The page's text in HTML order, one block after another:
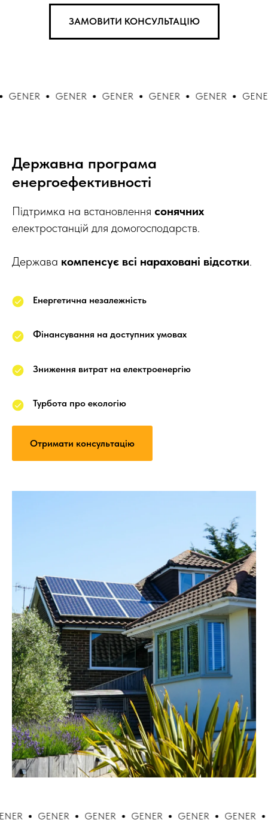
ЗАМОВИТИ КОНСУЛЬТАЦІЮ
GENER GENER GENER GENER GENER GENER
Державна програма
енергоефективності
Підтримка на встановлення сонячних
електростанцій для домогосподарств.
Держава компенсує всі нараховані відсотки.
Енергетична незалежність
Фінансування на доступних умовах
Зниження витрат на електроенергію
Турбота про екологію
Отримати консультацію
GENER GENER GENER GENER GENER GENER